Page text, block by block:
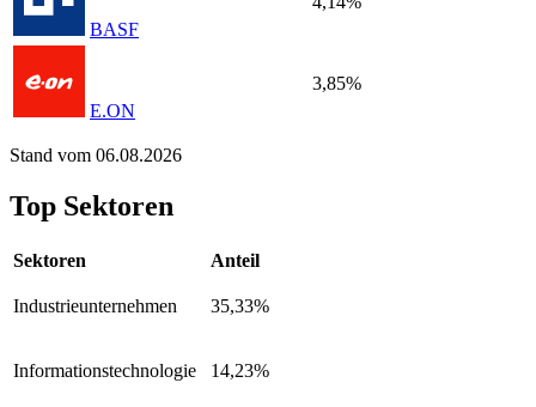
BASF
E.ON
3,85%
Stand vom 06.08.2026
Top Sektoren
Sektoren Anteil
Industrieunternehmen 35,33%
Informationstechnologie 14,23%